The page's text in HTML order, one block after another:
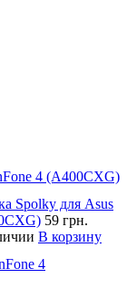
4 (A400CXG)
Spolky для Asus
59 грн.
В корзину
4